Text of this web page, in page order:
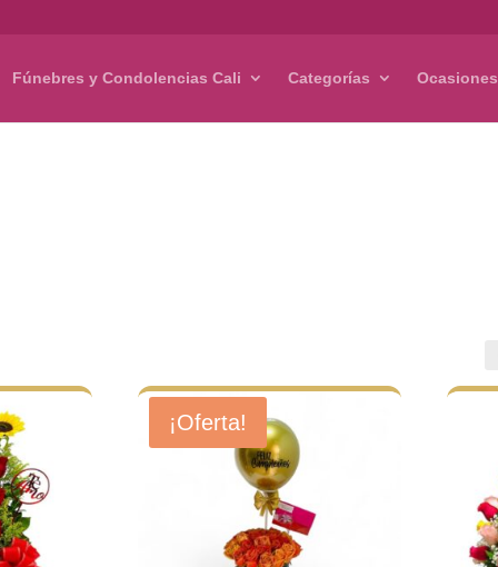
Fúnebres y Condolencias Cali Categorías Ocasiones
¡Oferta!